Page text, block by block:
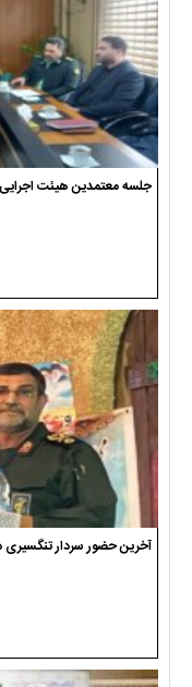
جلسه معتمدین هیئت اجرایی
آخرین حضور سردار